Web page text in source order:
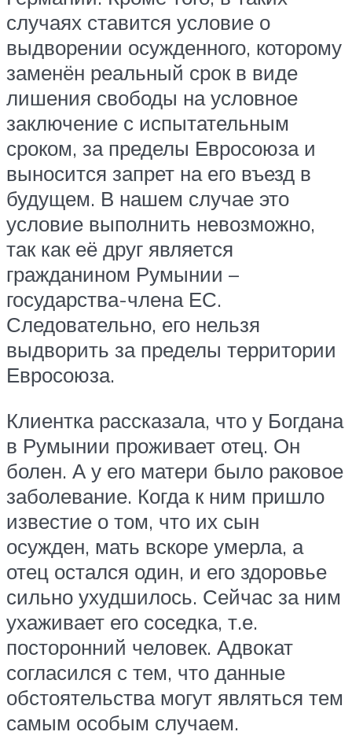
случаях ставится условие о
выдворении осужденного, которому
заменён реальный срок в виде
лишения свободы на условное
заключение с испытательным
сроком, за пределы Евросоюза и
выносится запрет на его въезд в
будущем. В нашем случае это
условие выполнить невозможно,
так как её друг является
гражданином Румынии –
государства-члена ЕС.
Следовательно, его нельзя
выдворить за пределы территории
Евросоюза.
Клиентка рассказала, что у Богдана
в Румынии проживает отец. Он
болен. А у его матери было раковое
заболевание. Когда к ним пришло
известие о том, что их сын
осужден, мать вскоре умерла, а
отец остался один, и его здоровье
сильно ухудшилось. Сейчас за ним
ухаживает его соседка, т.е.
посторонний человек. Адвокат
согласился с тем, что данные
обстоятельства могут являться тем
самым особым случаем.